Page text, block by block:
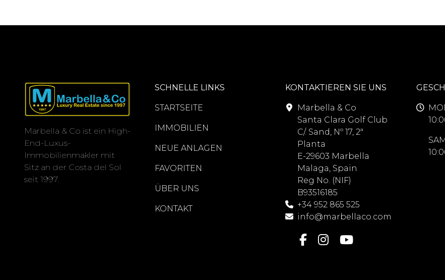
Marbella & Co ist ein High-
End-Luxus-
Immobilienmakler mit
Sitz an der Costa del Sol
seit 1997.
SCHNELLE LINKS
STARTSEITE
IMMOBILIEN
NEUE ANLAGEN
FAVORITEN
ÜBER UNS
KONTAKT
KONTAKTIEREN SIE UNS
Marbella & Co
Santa Clara Golf Club
C/. Sand, Nº 17, 2ª
Planta
E-29603 Marbella
Malaga, Spain
Reg No. (NIF)
B93516185
+34 952 865 525
info@marbellaco.com